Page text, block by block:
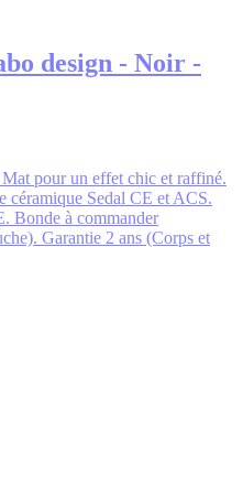
design - Noir -
pour un effet chic et raffiné.
céramique Sedal CE et ACS.
Bonde à commander
Garantie 2 ans (Corps et